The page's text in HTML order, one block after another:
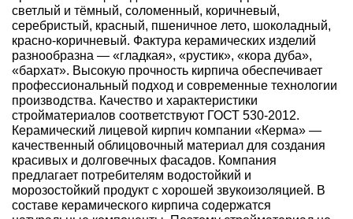
светлый и тёмный, соломенный, коричневый,
серебристый, красный, пшеничное лето, шоколадный,
красно-коричневый. Фактура керамических изделий
разнообразна — «гладкая», «рустик», «кора дуба»,
«бархат». Высокую прочность кирпича обеспечивает
профессиональный подход и современные технологии
производства. Качество и характеристики
стройматериалов соответствуют ГОСТ 530-2012.
Керамический лицевой кирпич компании «Керма» —
качественный облицовочный материал для создания
красивых и долговечных фасадов. Компания
предлагает потребителям водостойкий и
морозостойкий продукт с хорошей звукоизоляцией. В
составе керамического кирпича содержатся